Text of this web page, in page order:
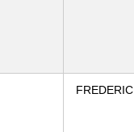
FREDERIC